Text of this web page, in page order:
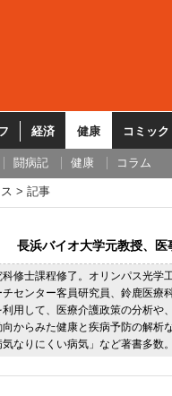
経済 健康 コミック
闘病記 健康 コラム
記事
長浜バイオ大学元教授、医
修士課程修了。オリンパス光学
センター客員研究員、鈴鹿医療
用して、医療介護政策の分析や
からみた健康と疾病予防の解析
なりにくい病気」など著書多数。